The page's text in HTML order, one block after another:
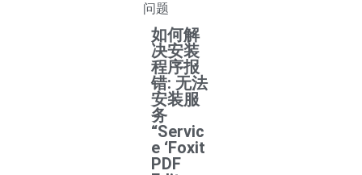
问题
如何解
决安装
程序报
错: 无法
安装服
务
“Servic
e ‘Foxit
PDF